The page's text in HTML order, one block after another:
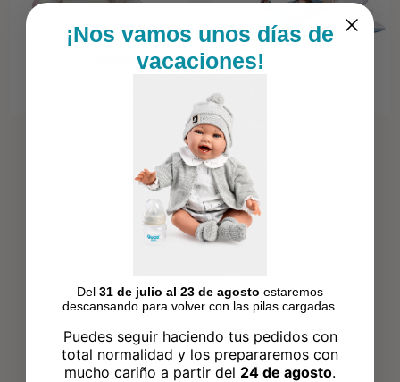
¡Nos vamos unos días de
vacaciones!
Del 31 de julio al 23 de agosto estaremos
descansando para volver con las pilas cargadas.
Puedes seguir haciendo tus pedidos con
total normalidad y los prepararemos con
mucho cariño a partir del 24 de agosto.